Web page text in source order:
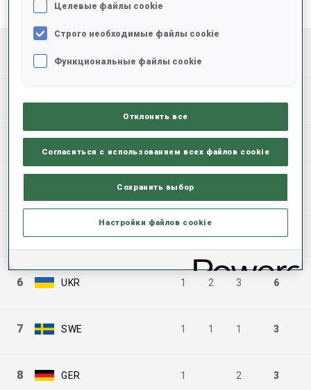
COUNTRY
2
AUT 2 1 2 5
6 UKR 1 2 3 6
7 SWE 1 1 1 3
8 GER 1 2 3
Целевые файлы cookie
Строго необходимые файлы cookie
Функциональные файлы cookie
Отклонить все
Согласиться с использованием всех файлов cookie
Сохранить выбор
Настройки файлов cookie